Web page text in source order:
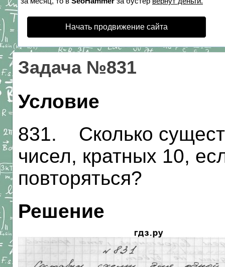
Начать продвижение сайта
Задача №831
Условие
831. Сколько
чисел, кратных 10,
повторяться?
Решение